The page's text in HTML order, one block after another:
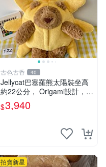
古色古香 40
Jellycat巴塞羅熊太陽裝坐高
約22公分， Origami設計，來
自越南。嚴選 Recommendat
ion！巴塞羅、 Origami熊、J
$3,940
拍賣新星